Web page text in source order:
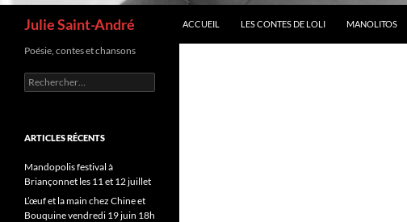
Julie Saint-André ACCUEIL LES CONTES DE LOLI MANOLITOS
Poésie, contes et chansons
Rechercher :
ARTICLES RÉCENTS
Mandopolis festival à
Briançonnet les 11 et 12 juillet
L’œuf et la main chez Chine et
Bouquine vendredi 19 juin 18h